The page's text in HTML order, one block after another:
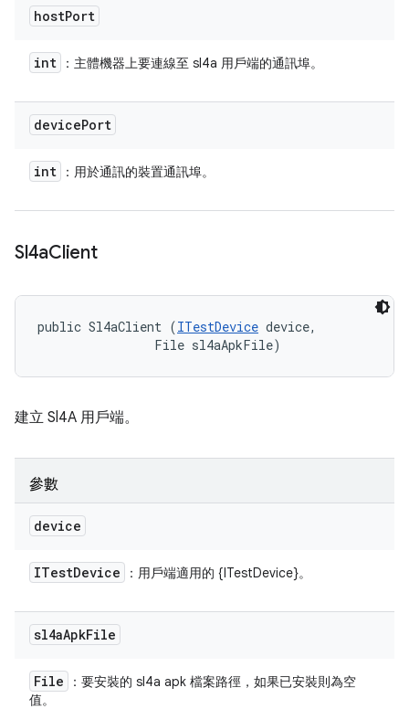
hostPort
int ：主體機器上要連線至 sl4a 用戶端的通訊埠。
devicePort
int ：用於通訊的裝置通訊埠。
Sl4aClient
public Sl4aClient (ITestDevice device,
                File sl4aApkFile)
建立 Sl4A 用戶端。
參數
device
ITestDevice ：用戶端適用的 {ITestDevice}。
sl4aApkFile
File
：要安裝的 sl4a apk 檔案路徑，如果已安裝則為空
值。